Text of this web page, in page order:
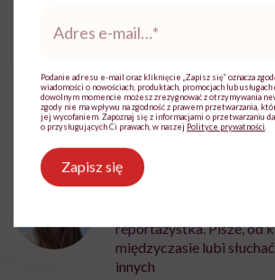
Ewa Wojciechowska
reportażystka. Pisze, od
międzyczasie lubi
innych
mail*
Podanie adresu e-mail oraz kliknięcie „Zapisz się” oznacza
wiadomości o nowościach, produktach, promocjach lub
dowolnym momencie możesz zrezygnować z otrzymywania
zgody nie ma wpływu na zgodność z prawem przetwarzania,
jej wycofaniem. Zapoznaj się z informacjami o przetwarzaniu
o przysługujących Ci prawach, w naszej Polityce prywatności
Zapisz się